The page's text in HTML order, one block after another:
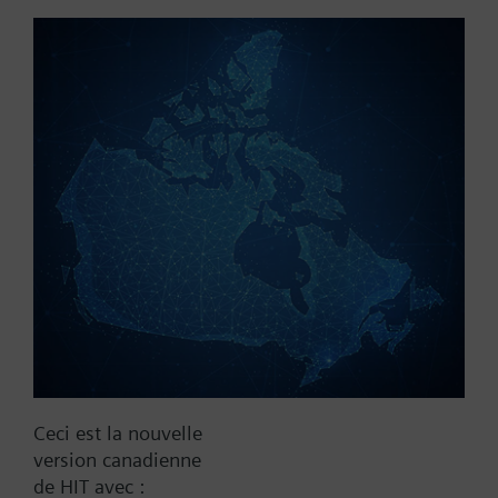
control
Référence:
N° d'article:
BPZ:RWF61.110
Trouver un remplaçant
Documentation
Ceci est la nouvelle
version canadienne
de HIT avec :